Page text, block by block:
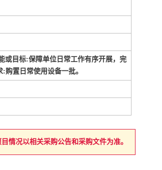
或目标:保障单位日常工作有序开展，完
置日常使用设备一批。
情况以相关采购公告和采购文件为准。